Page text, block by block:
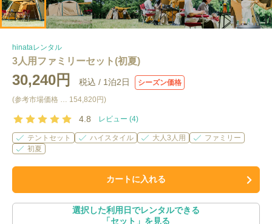
hinataレンタル
3人用ファミリーセット(初夏)
30,240円 税込 / 1泊2日
シーズン価格
(参考市場価格 … 154,820円)
4.8 レビュー (4)
テントセット ハイスタイル 大人3人用
ファミリー
初夏
カートに入れる
選択した利用日でレンタルできる
「セット 」を見る